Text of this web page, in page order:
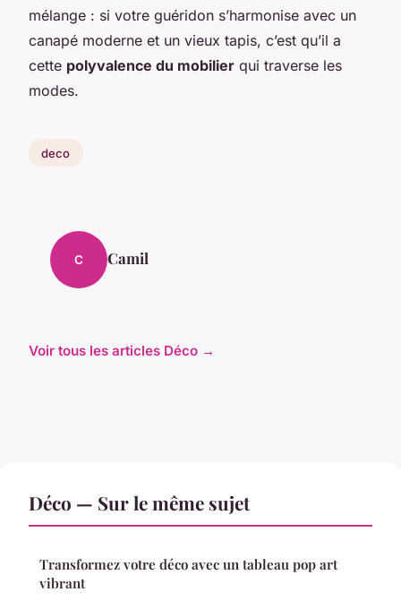
mélange : si votre guéridon s’harmonise avec un
canapé moderne et un vieux tapis, c’est qu’il a
cette polyvalence du mobilier qui traverse les
modes.
deco
C Camil
Voir tous les articles Déco →
Déco — Sur le même sujet
Transformez votre déco avec un tableau pop art
vibrant